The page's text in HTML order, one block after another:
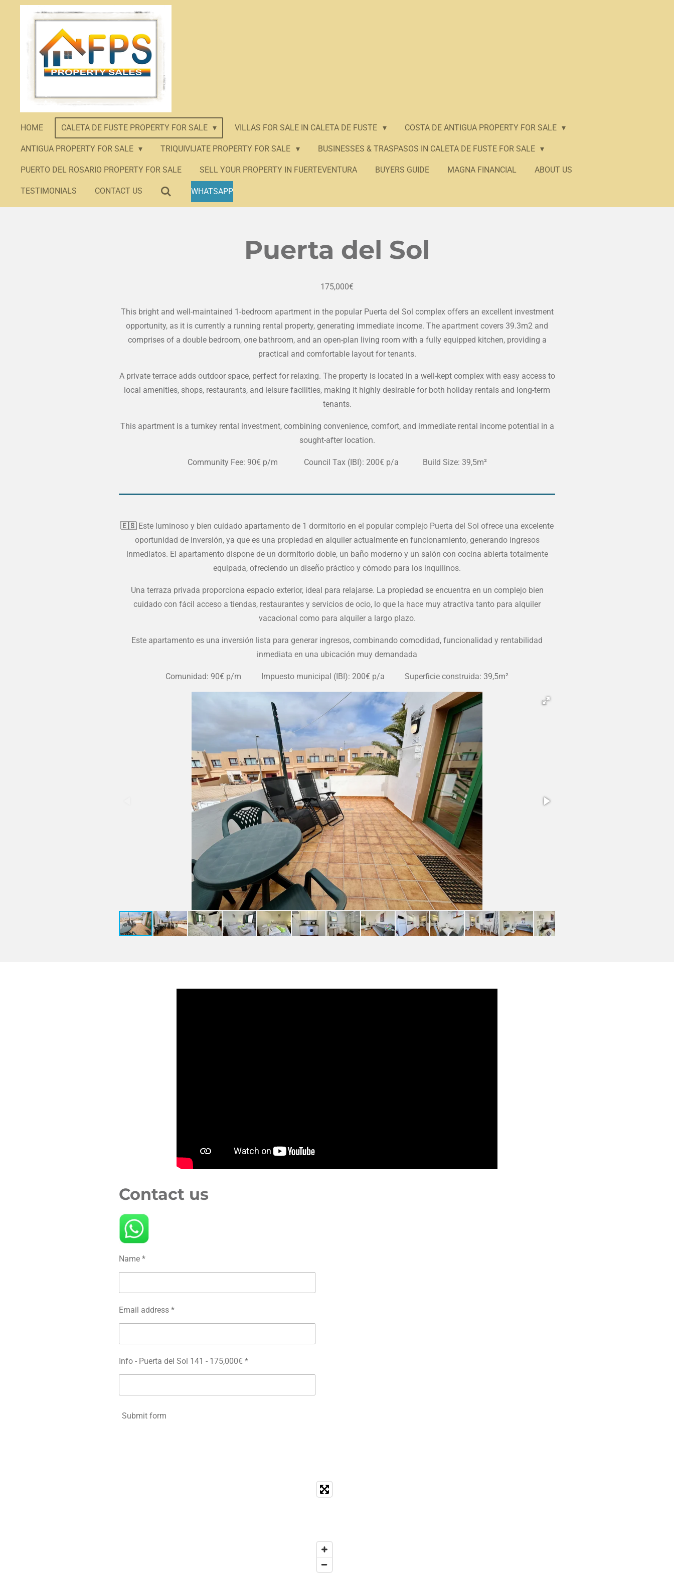
HOME CALETA DE FUSTE PROPERTY FOR SALE VILLAS FOR SALE IN CALETA DE FUSTE COSTA DE ANTIGUA PROPERTY FOR SALE
ANTIGUA PROPERTY FOR SALE TRIQUIVIJATE PROPERTY FOR SALE BUSINESSES & TRASPASOS IN CALETA DE FUSTE FOR SALE
PUERTO DEL ROSARIO PROPERTY FOR SALE SELL YOUR PROPERTY IN FUERTEVENTURA BUYERS GUIDE MAGNA FINANCIAL ABOUT US
TESTIMONIALS CONTACT US WHATSAPP
Puerta del Sol
175,000€
This bright and well-maintained 1-bedroom apartment in the popular Puerta del Sol complex offers an excellent investment
opportunity, as it is currently a running rental property, generating immediate income. The apartment covers 39.3m2 and
comprises of a double bedroom, one bathroom, and an open-plan living room with a fully equipped kitchen, providing a
practical and comfortable layout for tenants.
A private terrace adds outdoor space, perfect for relaxing. The property is located in a well-kept complex with easy access to
local amenities, shops, restaurants, and leisure facilities, making it highly desirable for both holiday rentals and long-term
tenants.
This apartment is a turnkey rental investment, combining convenience, comfort, and immediate rental income potential in a
sought-after location.
Community Fee: 90€ p/m Council Tax (IBI): 200€ p/a Build Size: 39,5m²
🇪🇸 Este luminoso y bien cuidado apartamento de 1 dormitorio en el popular complejo Puerta del Sol ofrece una excelente
oportunidad de inversión, ya que es una propiedad en alquiler actualmente en funcionamiento, generando ingresos
inmediatos. El apartamento dispone de un dormitorio doble, un baño moderno y un salón con cocina abierta totalmente
equipada, ofreciendo un diseño práctico y cómodo para los inquilinos.
Una terraza privada proporciona espacio exterior, ideal para relajarse. La propiedad se encuentra en un complejo bien
cuidado con fácil acceso a tiendas, restaurantes y servicios de ocio, lo que la hace muy atractiva tanto para alquiler
vacacional como para alquiler a largo plazo.
Este apartamento es una inversión lista para generar ingresos, combinando comodidad, funcionalidad y rentabilidad
inmediata en una ubicación muy demandada
Comunidad: 90€ p/m Impuesto municipal (IBI): 200€ p/a Superficie construida: 39,5m²
Contact us
Name *
Email address *
Info - Puerta del Sol 141 - 175,000€ *
Submit form